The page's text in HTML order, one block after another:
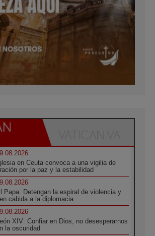
en Ceuta convoca a una vigilia de
por la paz y la estabilidad
Papa: Detengan la espiral de violencia y
cabida a la diplomacia
León XIV: Confiar en Dios, no desesperarnos
la oscuridad